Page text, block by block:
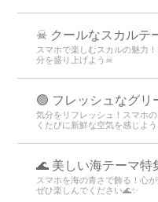
☠ クールなスカルテ
スマホで楽しむスカルの魅力
分を盛り上げよう☠
🟢 フレッシュなグリ
気分をリフレッシュ！スマホ
くたびに新鮮な空気を感じよう
🌊 美しい海テーマ特
スマホを海の青さで飾る！心
ぜひ楽しんでください🌊✨